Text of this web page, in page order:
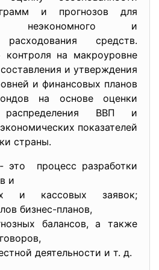
и прогнозов для
неэкономного и
расходования средств.
на макроуровне
и утверждения
и финансовых планов
на основе оценки
распределения ВВП и
показателей
страны.
это процесс разработки
и
и кассовых заявок;
бизнес-планов,
балансов, а также
деятельности и т. д.